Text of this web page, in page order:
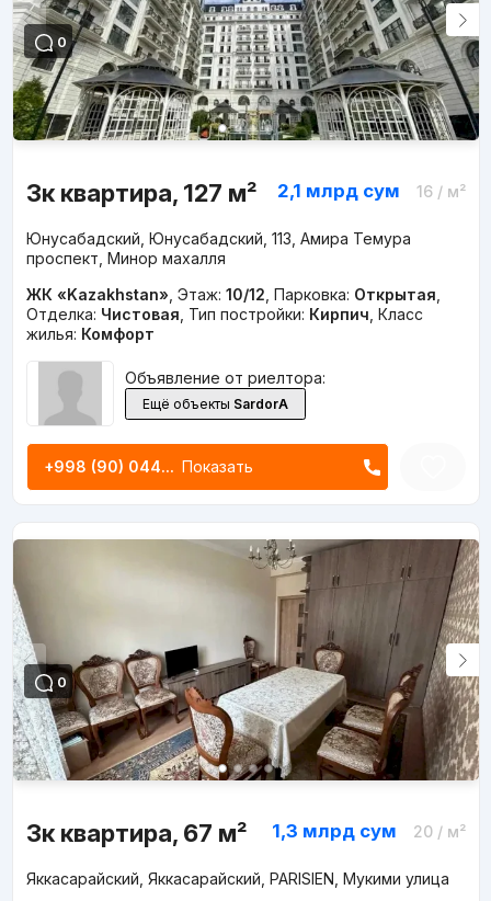
0
3к квартира, 127 м² 2,1 млрд сум 16/ м²
Юнусабадский, Юнусабадский, 113, Амира Темура
проспект, Минор махалля
ЖК «Kazakhstan» Этаж: 10/12 Парковка: Открытая
Отделка: Чистовая Тип постройки: Кирпич Класс
жилья: Комфорт
Объявление от риелтора:
Ещё объекты SardorA
+998 (90) 044... Показать
0
3к квартира, 67 м² 1,3 млрд сум 20/ м²
Яккасарайский, Яккасарайский, PARISIEN, Мукими улица